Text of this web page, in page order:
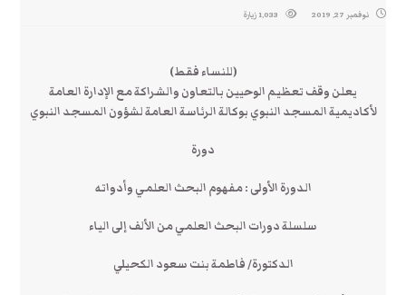
نوفمبر 27, 2019 1,033 زيارة
(للنساء فقط)
يعلن وقف تعظيم الوحيين بالتعاون والشراكة مع الإدارة العامة
لأكاديمية المسجد النبوي بوكالة الرئاسة العامة لشؤون المسجد النبوي
دورة
الدورة الأولى : مفهوم البحث العلمي وأدواته
سلسلة دورات البحث العلمي من الألف إلى الياء
الدكتورة/ فاطمة بنت سعود الكحيلي